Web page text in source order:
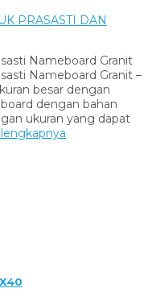
PRASASTI DAN
Nameboard Granit
Nameboard Granit –
besar dengan
dengan bahan
ukuran yang dapat